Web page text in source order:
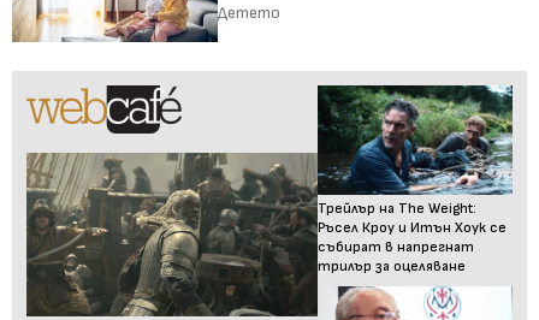
Детето
Трейлър на The Weight:
Ръсел Кроу и Итън Хоук се
събират в напрегнат
трилър за оцеляване